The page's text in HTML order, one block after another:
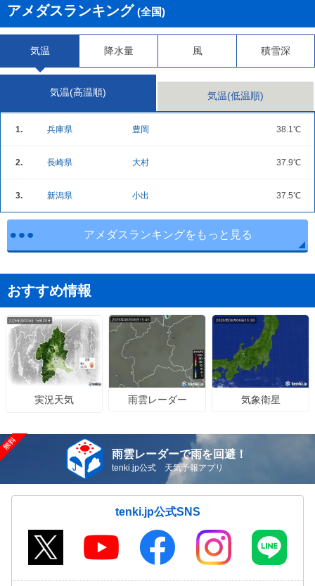
アメダスランキング (全国)
気温 降水量 風 積雪深
気温(高温順) 気温(低温順)
1. 兵庫県 豊岡 38.1℃
2. 長崎県 大村 37.9℃
3. 新潟県 小出 37.5℃
アメダスランキングをもっと見る
おすすめ情報
実況天気 雨雲レーダー 気象衛星
雨雲レーダーで雨を回避！
tenki.jp公式 天気予報アプリ
tenki.jp公式SNS